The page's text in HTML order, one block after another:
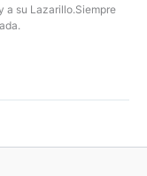
a su Lazarillo.Siempre